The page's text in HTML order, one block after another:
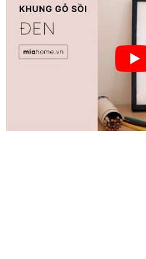
Phương thức thanh toán
Quà tặng cao cấp
Quà tặng đối tác nước ngoài
Quà Tết Doanh nghiệp 2026